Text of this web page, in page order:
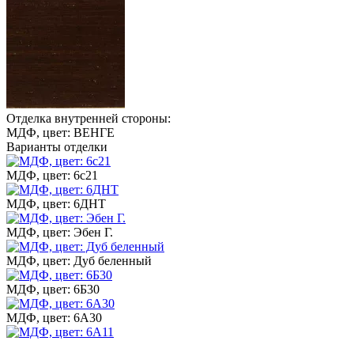
Отделка внутренней стороны:
МДФ, цвет: ВЕНГЕ
Варианты отделки
МДФ, цвет: 6с21
МДФ, цвет: 6ДНТ
МДФ, цвет: Эбен Г.
МДФ, цвет: Дуб беленный
МДФ, цвет: 6Б30
МДФ, цвет: 6А30